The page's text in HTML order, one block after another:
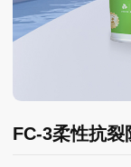
FC-3柔性抗裂